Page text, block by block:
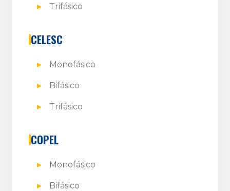
Trifásico
CELESC
Monofásico
Bifásico
Trifásico
COPEL
Monofásico
Bifásico